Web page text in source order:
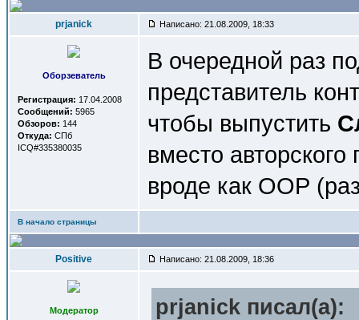
prjanick Написано: 21.08.2009, 18:33
Оборзеватель
Регистрация: 17.04.2008
Сообщений: 5965
Обзоров: 144
Откуда: СПб
ICQ#335380035
В очередной раз
представитель
чтобы выпустить
вместо
вроде как ООР
В начало страницы
Positive Написано: 21.08.2009, 18:36
Модератор prjanick писал(a):